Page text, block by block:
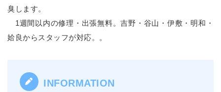
臭します。
1週間以内の修理・出張無料。吉野・谷山・伊敷・明和・
姶良からスタッフが対応。。